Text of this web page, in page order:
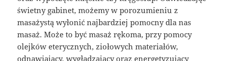
świetny gabinet, możemy w porozumieniu z
masażystą wyłonić najbardziej pomocny dla nas
masaż. Może to być masaż rękoma, przy pomocy
olejków eterycznych, ziołowych materiałów,
odnawiający, wygładzający oraz energetyzujący